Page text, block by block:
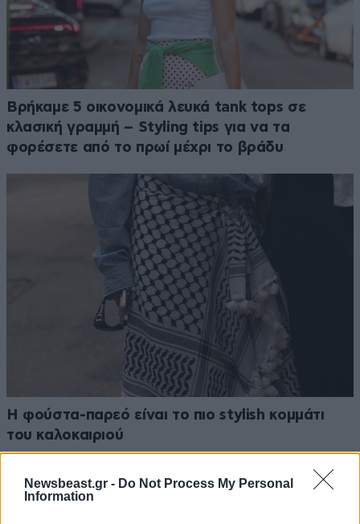
Newsbeast.gr - Do Not Process My Personal
Information
Βρήκαμε 5 οικονομικά λευκά tank tops σε
κλασική γραμμή – Styling tips για να τα
φορέσετε από το πρωί μέχρι το βράδυ
Η φούστα-παρεό είναι το πιο stylish κομμάτι
του καλοκαιριού